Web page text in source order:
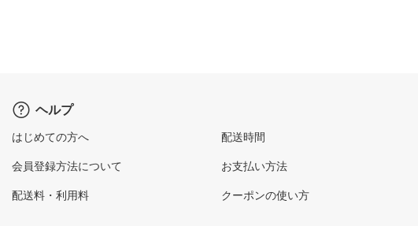
ヘルプ
はじめての方へ
会員登録方法について
配送料・利用料
配送時間
お支払い方法
クーポンの使い方